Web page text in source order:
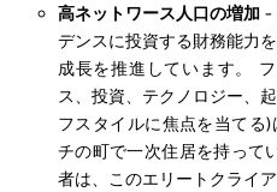
高ネットワース人口の増加 -
デンスに投資する財務能力
成長を推進しています。
ス、投資、テクノロジー、
フスタイルに焦点を当てる
チの町で一次住居を持って
者は、このエリートクライ